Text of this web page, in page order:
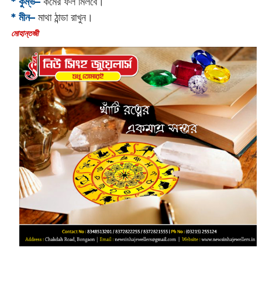
* মীন–মাথা ঠান্ডা রাখুন।
‌মোহান্তজী‌‌‌‌‌‌‌‌‌‌‌‌‌‌‌‌‌